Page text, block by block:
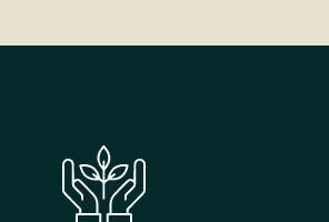
est même parfois